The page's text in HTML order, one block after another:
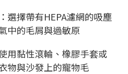
選擇帶有HEPA濾網的吸塵
中的毛屑與過敏原
用黏性滾輪、橡膠手套或
物與沙發上的寵物毛